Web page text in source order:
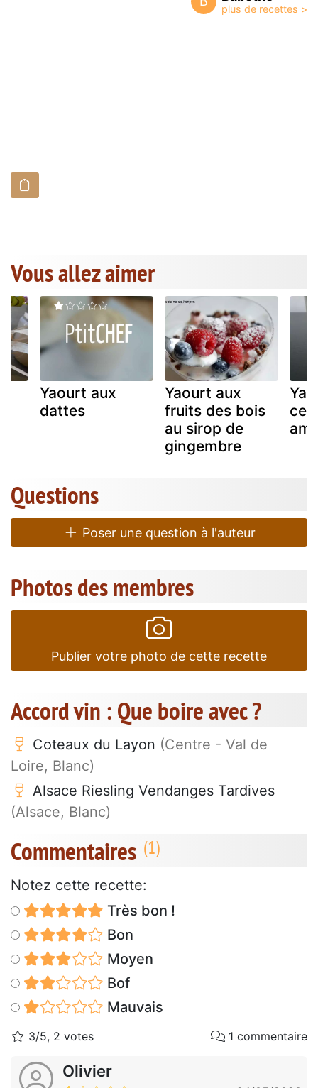
Vous allez aimer
Yaourt aux
dattes
Yaourt aux
fruits des bois
au sirop de
gingembre
Questions
Poser une question à l'auteur
Photos des membres
Publier votre photo de cette recette
Accord vin : Que boire avec ?
Coteaux du Layon (Centre - Val de
Loire, Blanc)
Alsace Riesling Vendanges Tardives
(Alsace, Blanc)
Commentaires
Notez cette recette:
Très bon !
Bon
Moyen
Bof
Mauvais
3/5, 2 votes 1 commentaire
Olivier